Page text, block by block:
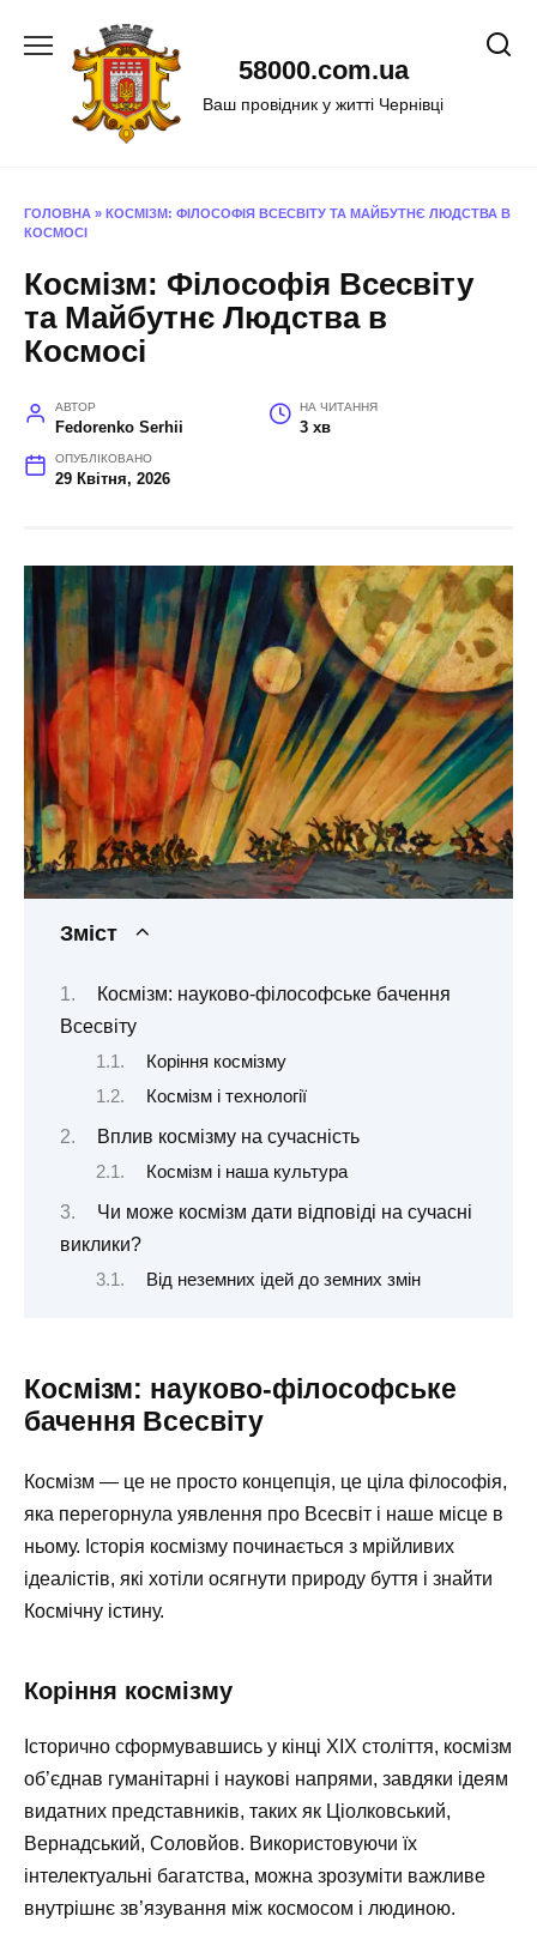
58000.com.ua
Ваш провідник у житті Чернівці
ГОЛОВНА » КОСМІЗМ: ФІЛОСОФІЯ ВСЕСВІТУ ТА МАЙБУТНЄ ЛЮДСТВА В
КОСМОСІ
Космізм: Філософія Всесвіту
та Майбутнє Людства в
Космосі
АВТОР
Fedorenko Serhii
НА ЧИТАННЯ
3 хв
ОПУБЛІКОВАНО
29 Квітня, 2026
Зміст
Космізм: науково-філософське бачення
Всесвіту
Коріння космізму
Космізм і технології
Вплив космізму на сучасність
Космізм і наша культура
Чи може космізм дати відповіді на сучасні
виклики?
Від неземних ідей до земних змін
Космізм: науково-філософське
бачення Всесвіту
Космізм — це не просто концепція, це ціла філософія,
яка перегорнула уявлення про Всесвіт і наше місце в
ньому. Історія космізму починається з мрійливих
ідеалістів, які хотіли осягнути природу буття і знайти
Космічну істину.
Коріння космізму
Історично сформувавшись у кінці XIX століття, космізм
об’єднав гуманітарні і наукові напрями, завдяки ідеям
видатних представників, таких як Ціолковський,
Вернадський, Соловйов. Використовуючи їх
інтелектуальні багатства, можна зрозуміти важливе
внутрішнє зв’язування між космосом і людиною.